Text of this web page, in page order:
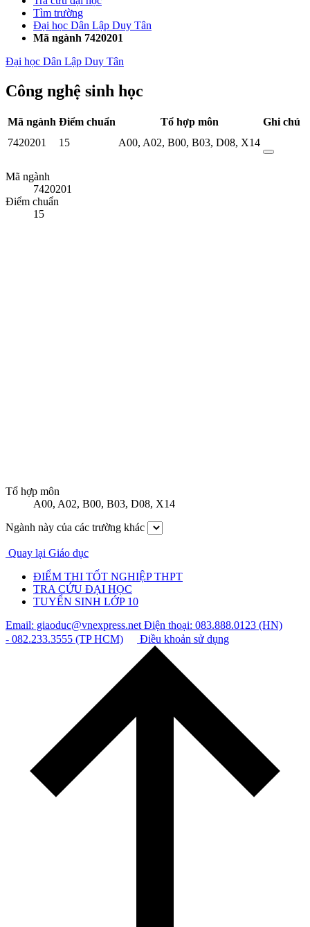
Tìm trường
Đại học Dân Lập Duy Tân
Mã ngành 7420201
Đại học Dân Lập Duy Tân
Công nghệ sinh học
Mã ngành Điểm chuẩn Tổ hợp môn
Ghi chú
7420201
15 A00, A02, B00, B03, D08, X14
Mã ngành
7420201
Điểm chuẩn
15
Tổ hợp môn
A00, A02, B00, B03, D08, X14
Ngành này của các trường khác
Quay lại Giáo dục
ĐIỂM THI TỐT NGHIỆP THPT
TRA CỨU ĐẠI HỌC
TUYỂN SINH LỚP 10
Email: giaoduc@vnexpress.netĐiện thoại: 083.888.0123 (HN)
- 082.233.3555 (TP HCM)
Điều khoản sử dụng